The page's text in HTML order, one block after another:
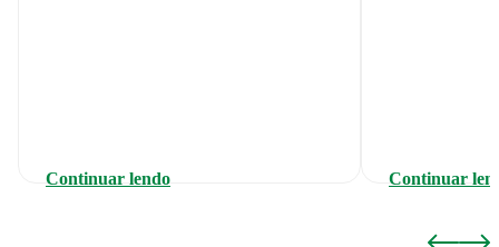
Continuar lendo Continuar